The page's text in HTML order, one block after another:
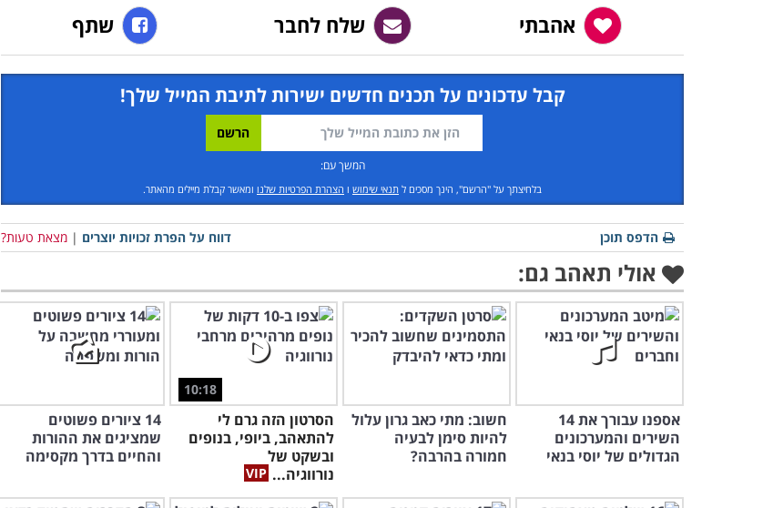
אהבתי שלח לחבר שתף
קבל עדכונים על תכנים חדשים ישירות לתיבת המייל שלך!
המשך עם:
בלחיצתך על "הרשם", הינך מסכים ל תנאי שימוש ו הצהרת הפרטיות שלנו ומאשר קבלת מיילים מהאתר.
דווח על הפרת זכויות יוצרים | מצאת טעות? הדפס תוכן
אולי תאהב גם:
אספנו עבורך את 14
השירים והמערכונים
הגדולים של יוסי בנאי
חשוב: מתי כאב גרון עלול
להיות סימן לבעיה
חמורה בהרבה?
10:18
הסרטון הזה גרם לי
להתאהב, ביופי, בנופים
ובשקט של
נורווגיה...
14 ציורים פשוטים
שמציגים את ההורות
והחיים בדרך מקסימה